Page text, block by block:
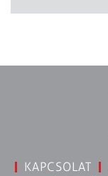
KAPCSOLAT